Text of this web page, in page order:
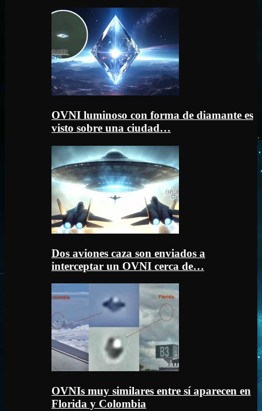
OVNI luminoso con forma de diamante es
visto sobre una ciudad…
Dos aviones caza son enviados a
interceptar un OVNI cerca de…
OVNIs muy similares entre sí aparecen en
Florida y Colombia